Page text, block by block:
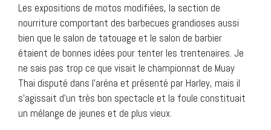
Les expositions de motos modifiées, la section de
nourriture comportant des barbecues grandioses aussi
bien que le salon de tatouage et le salon de barbier
étaient de bonnes idées pour tenter les trentenaires. Je
ne sais pas trop ce que visait le championnat de Muay
Thai disputé dans l’aréna et présenté par Harley, mais il
s’agissait d’un très bon spectacle et la foule constituait
un mélange de jeunes et de plus vieux.